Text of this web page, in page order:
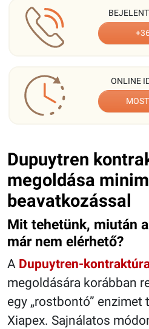
ONLINE
Dupuytren
megoldása
beavatkozással
Mit tehetünk, miután
már nem elérhető?
A Dupuytren-
megoldására korábban
egy „rostbontó”
Xiapex. Sajnálatos